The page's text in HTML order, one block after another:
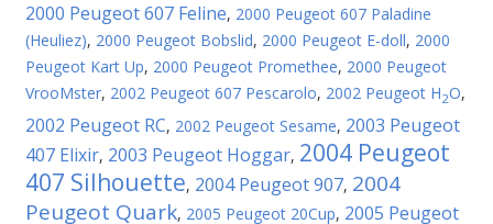
2000 Peugeot 607 Feline, 2000 Peugeot 607 Paladine
(Heuliez), 2000 Peugeot Bobslid, 2000 Peugeot E-doll, 2000
Peugeot Kart Up, 2000 Peugeot Promethee, 2000 Peugeot
VrooMster, 2002 Peugeot 607 Pescarolo, 2002 Peugeot H2O,
2002 Peugeot RC, 2002 Peugeot Sesame, 2003 Peugeot
407 Elixir, 2003 Peugeot Hoggar, 2004 Peugeot
407 Silhouette, 2004 Peugeot 907, 2004
Peugeot Quark, 2005 Peugeot 20Cup, 2005 Peugeot